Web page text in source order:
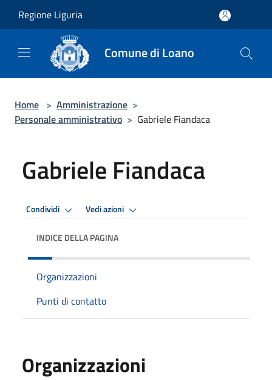
Regione Liguria
Comune di Loano
Home > Amministrazione >
Personale amministrativo > Gabriele Fiandaca
Gabriele Fiandaca
Condividi Vedi azioni
INDICE DELLA PAGINA
Organizzazioni
Punti di contatto
Organizzazioni